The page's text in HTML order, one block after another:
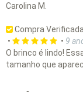
Carolina M.
Compra Verificada
•
• 9
O brinco é lindo!
tamanho que